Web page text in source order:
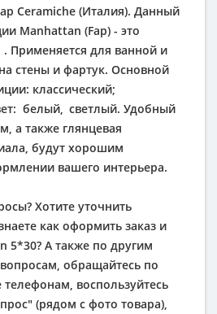
Ceramiche (Италия). Данный
Manhattan (Fap) - это
Применяется для ванной и
стены и фартук. Основной
классический;
белый, светлый. Удобный
а также глянцевая
будут хорошим
вашего интерьера.
Хотите уточнить
как оформить заказ и
5*30? А также по другим
обращайтесь по
воспользуйтесь
(рядом с фото товара),